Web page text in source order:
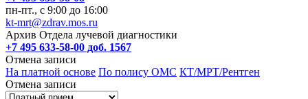
пн-пт., с 9:00 до 16:00
kt-mrt@zdrav.mos.ru
Архив Отдела лучевой диагностики
+7 495 633-58-00 доб. 1567
Отмена записи
На платной основе По полису ОМС КТ/МРТ/Рентген
Отмена записи